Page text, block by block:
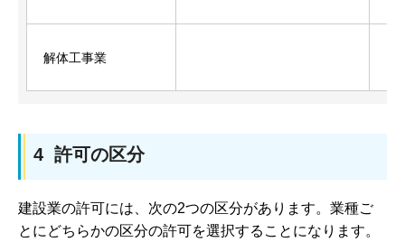
解体工事業
4 許可の区分
建設業の許可には、次の2つの区分があります。業種ご
とにどちらかの区分の許可を選択することになります。